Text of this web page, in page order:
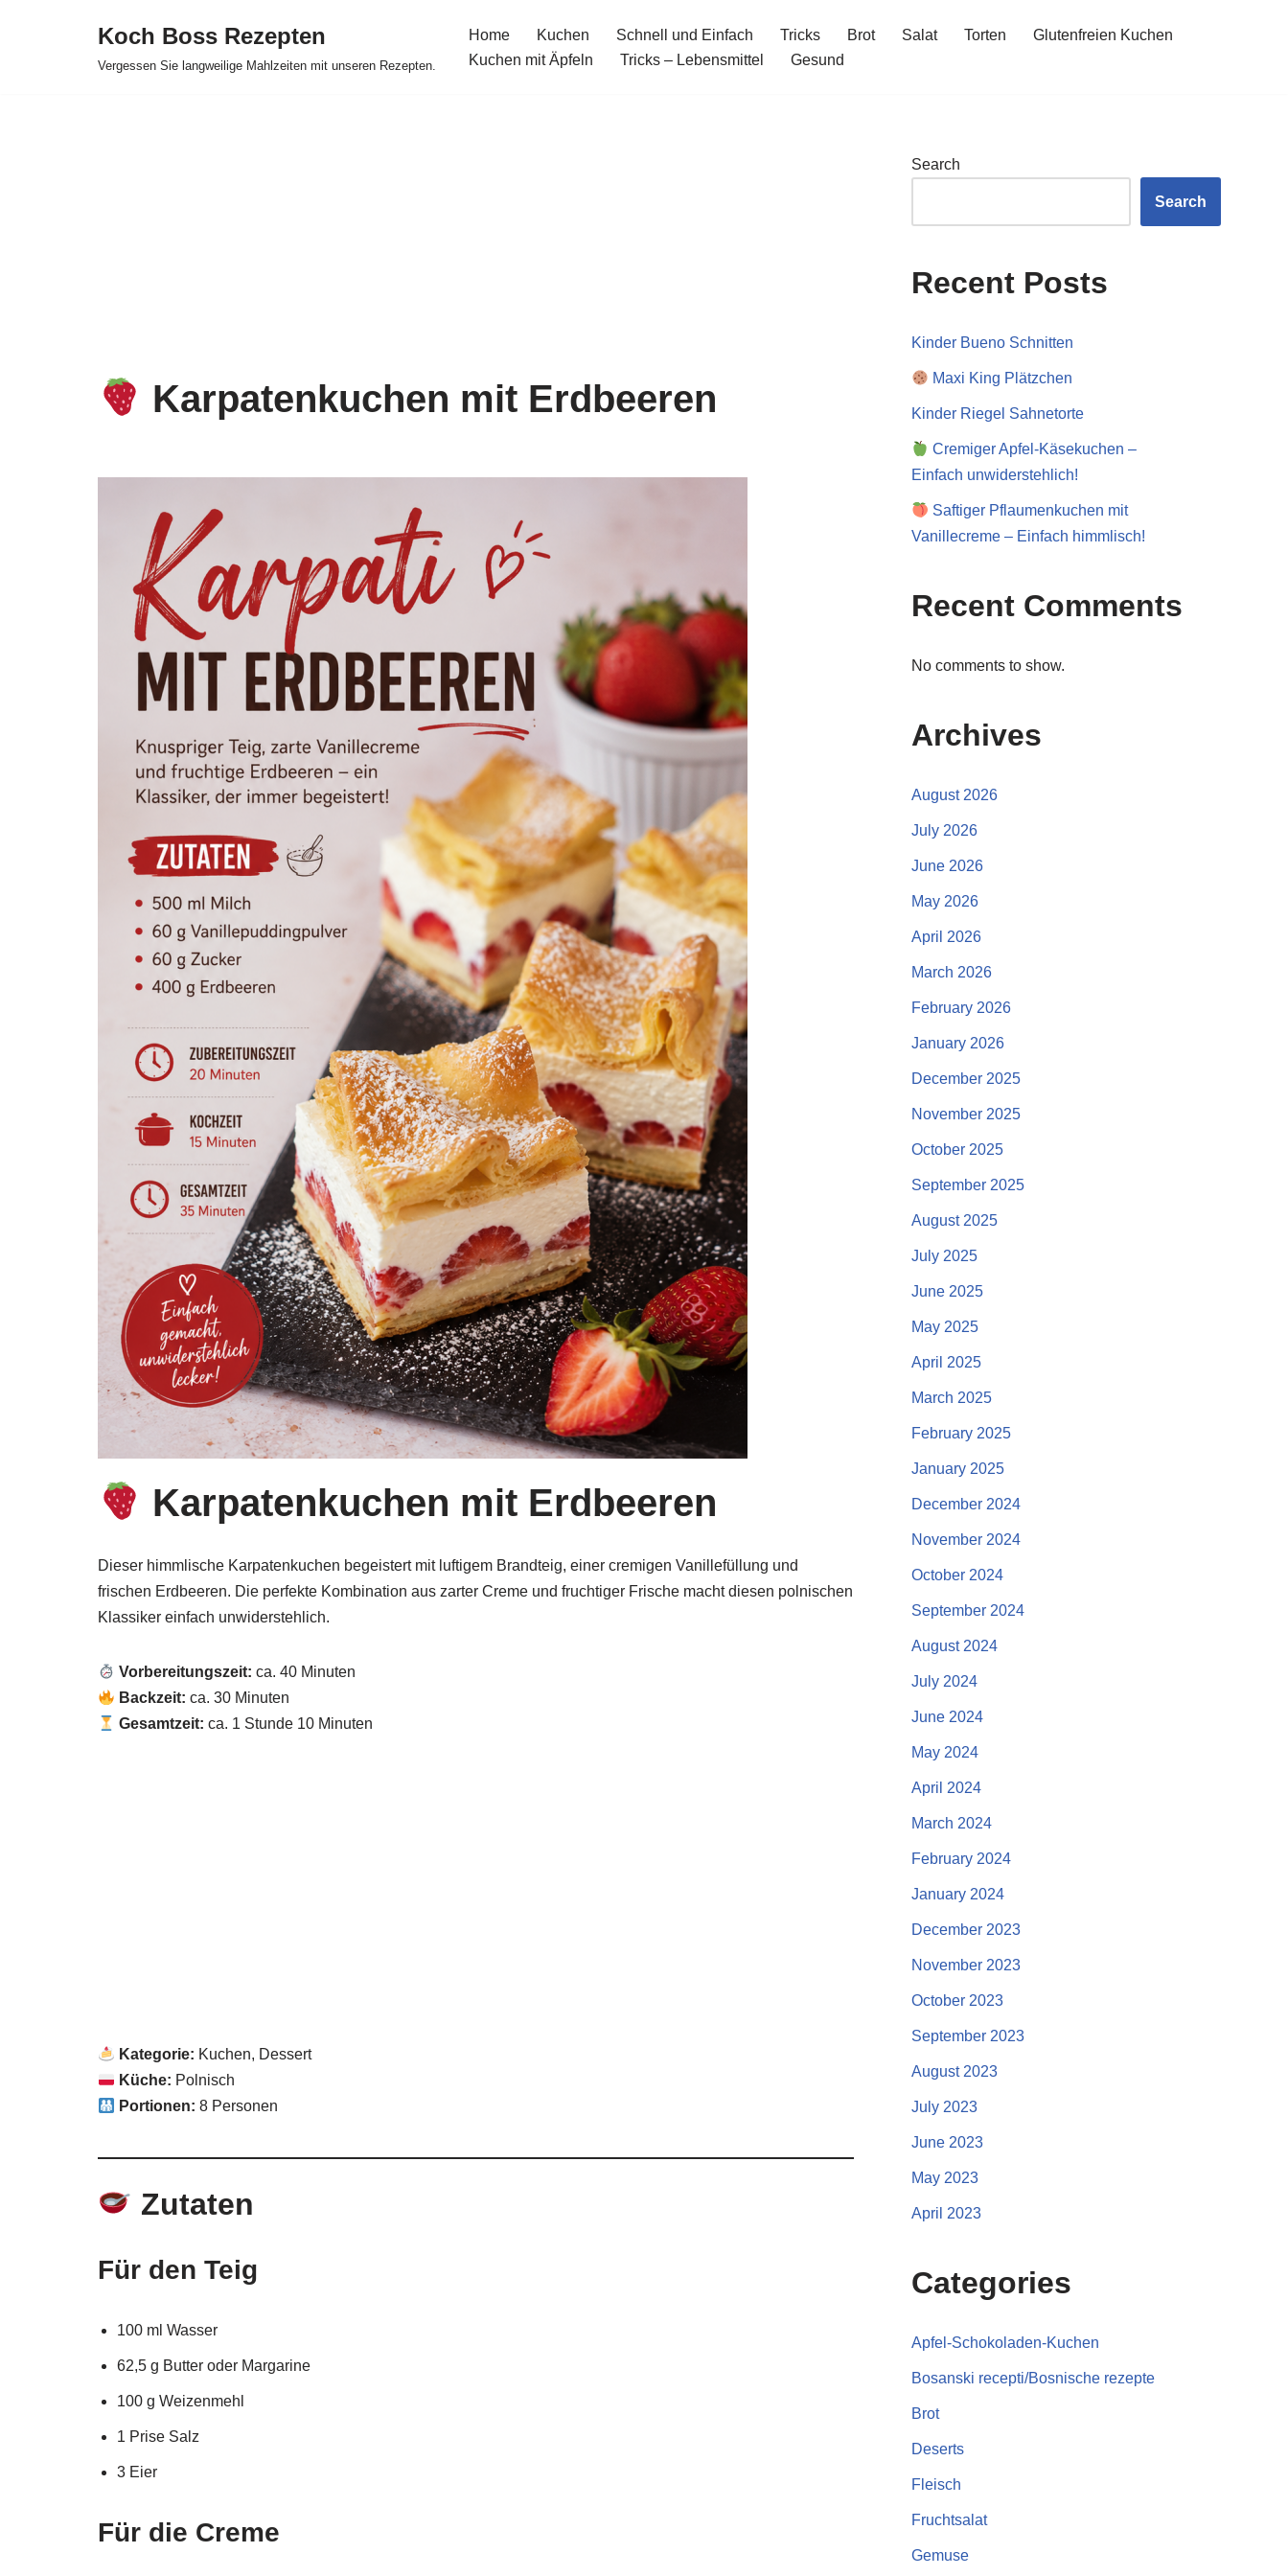
Koch Boss Rezepten
Vergessen Sie langweilige Mahlzeiten mit unseren Rezepten.
Home Kuchen Schnell und Einfach Tricks Brot Salat Torten
Glutenfreien Kuchen
Kuchen mit Äpfeln
Tricks – Lebensmittel Gesund
Karpatenkuchen mit Erdbeeren
Karpatenkuchen mit Erdbeeren
Dieser himmlische Karpatenkuchen begeistert mit luftigem Brandteig, einer cremigen Vanillefüllung und
frischen Erdbeeren. Die perfekte Kombination aus zarter Creme und fruchtiger Frische macht diesen polnischen
Klassiker einfach unwiderstehlich.
Vorbereitungszeit: ca. 40 Minuten
Backzeit: ca. 30 Minuten
Gesamtzeit: ca. 1 Stunde 10 Minuten
Kategorie: Kuchen, Dessert
Küche: Polnisch
Portionen: 8 Personen
Zutaten
Für den Teig
100 ml Wasser
62,5 g Butter oder Margarine
100 g Weizenmehl
1 Prise Salz
3 Eier
Für die Creme
Search
Search
Recent Posts
Kinder Bueno Schnitten
Maxi King Plätzchen
Kinder Riegel Sahnetorte
Cremiger Apfel-Käsekuchen –
Einfach unwiderstehlich!
Saftiger Pflaumenkuchen mit
Vanillecreme – Einfach himmlisch!
Recent Comments
No comments to show.
Archives
August 2026
July 2026
June 2026
May 2026
April 2026
March 2026
February 2026
January 2026
December 2025
November 2025
October 2025
September 2025
August 2025
July 2025
June 2025
May 2025
April 2025
March 2025
February 2025
January 2025
December 2024
November 2024
October 2024
September 2024
August 2024
July 2024
June 2024
May 2024
April 2024
March 2024
February 2024
January 2024
December 2023
November 2023
October 2023
September 2023
August 2023
July 2023
June 2023
May 2023
April 2023
Categories
Apfel-Schokoladen-Kuchen
Bosanski recepti/Bosnische rezepte
Brot
Deserts
Fleisch
Fruchtsalat
Gemuse